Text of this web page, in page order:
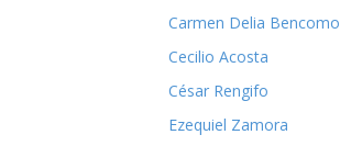
Carmen Delia Bencomo
Cecilio Acosta
César Rengifo
Ezequiel Zamora